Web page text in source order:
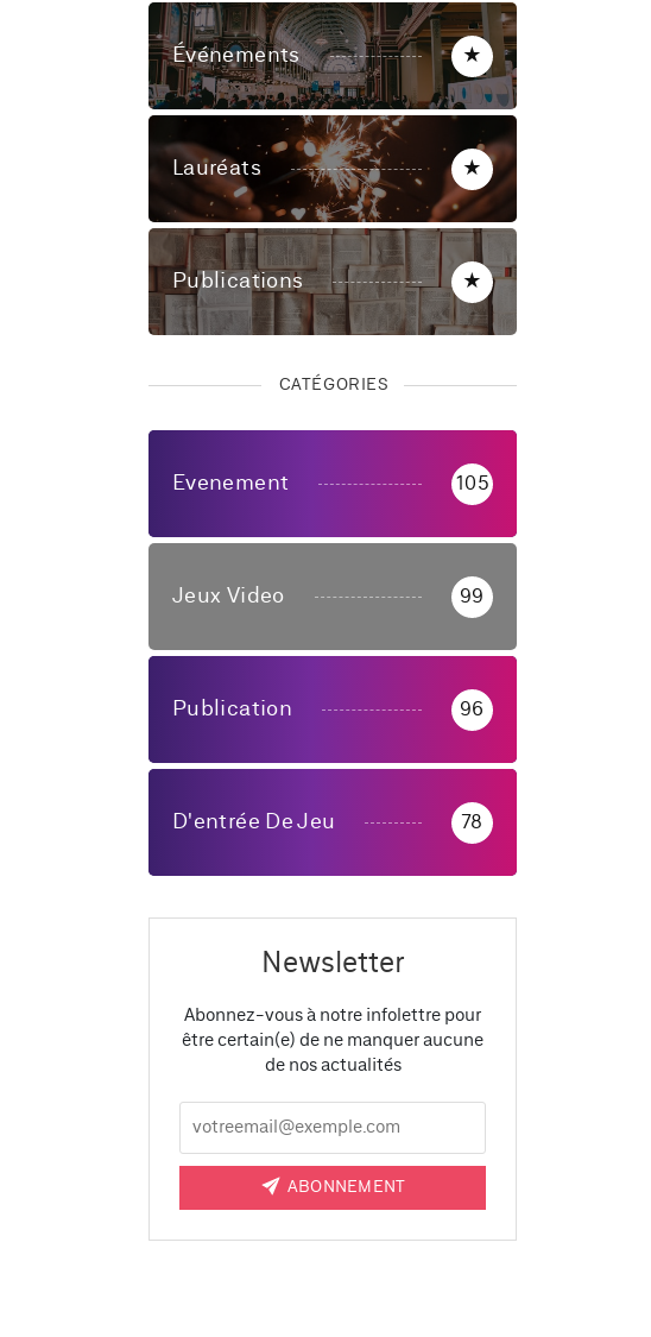
Événements ★
Lauréats ★
Publications ★
CATÉGORIES
Evenement 105
Jeux Video 99
Publication 96
D'entrée De Jeu 78
Newsletter
Abonnez-vous à notre infolettre pour
être certain(e) de ne manquer aucune
de nos actualités
ABONNEMENT